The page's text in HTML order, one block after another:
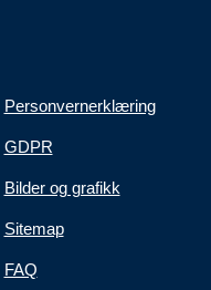
Personvernerklæring
GDPR
Bilder og grafikk
Sitemap
FAQ